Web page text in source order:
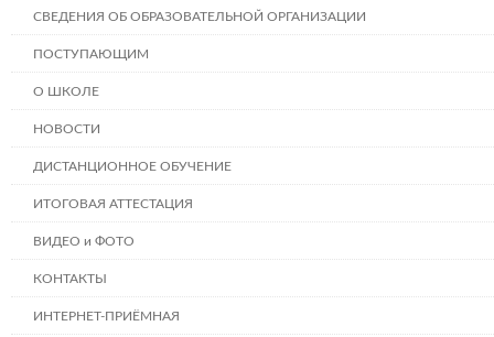
СВЕДЕНИЯ ОБ ОБРАЗОВАТЕЛЬНОЙ ОРГАНИЗАЦИИ
ПОСТУПАЮЩИМ
О ШКОЛЕ
НОВОСТИ
ДИСТАНЦИОННОЕ ОБУЧЕНИЕ
ИТОГОВАЯ АТТЕСТАЦИЯ
ВИДЕО и ФОТО
КОНТАКТЫ
ИНТЕРНЕТ-ПРИЁМНАЯ